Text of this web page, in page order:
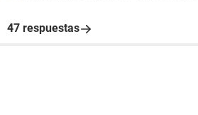
47 respuestas